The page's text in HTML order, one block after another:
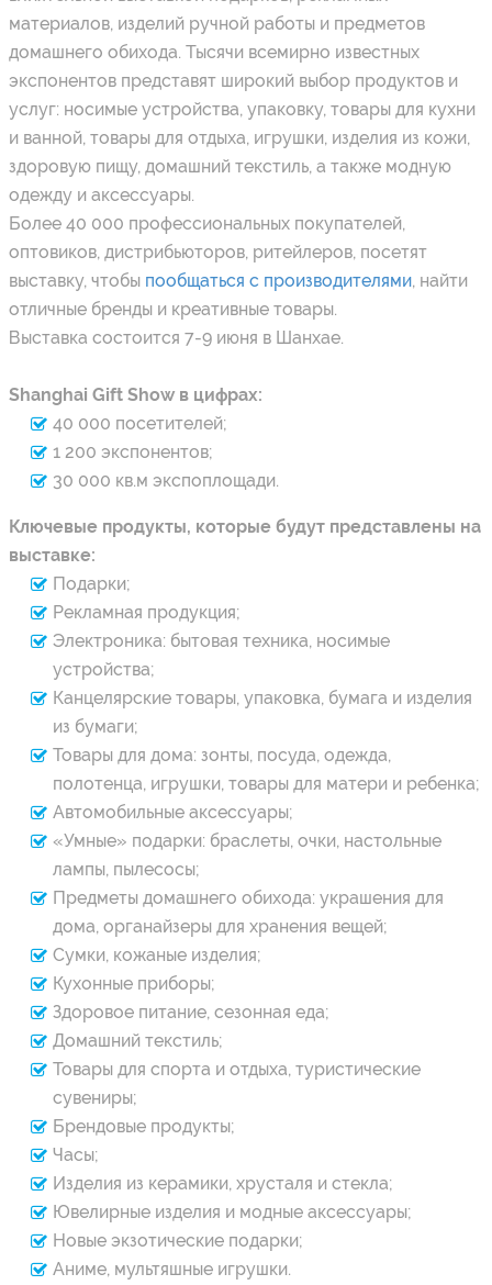
материалов, изделий ручной работы и предметов
домашнего обихода. Тысячи всемирно известных
экспонентов представят широкий выбор продуктов и
услуг: носимые устройства, упаковку, товары для кухни
и ванной, товары для отдыха, игрушки, изделия из кожи,
здоровую пищу, домашний текстиль, а также модную
одежду и аксессуары.
Более 40 000 профессиональных покупателей,
оптовиков, дистрибьюторов, ритейлеров, посетят
выставку, чтобы пообщаться с производителями, найти
отличные бренды и креативные товары.
Выставка состоится 7-9 июня в Шанхае.
Shanghai Gift Show в цифрах:
40 000 посетителей;
1 200 экспонентов;
30 000 кв.м экспоплощади.
Ключевые продукты, которые будут представлены на
выставке:
Подарки;
Рекламная продукция;
Электроника: бытовая техника, носимые
устройства;
Канцелярские товары, упаковка, бумага и изделия
из бумаги;
Товары для дома: зонты, посуда, одежда,
полотенца, игрушки, товары для матери и ребенка;
Автомобильные аксессуары;
«Умные» подарки: браслеты, очки, настольные
лампы, пылесосы;
Предметы домашнего обихода: украшения для
дома, органайзеры для хранения вещей;
Сумки, кожаные изделия;
Кухонные приборы;
Здоровое питание, сезонная еда;
Домашний текстиль;
Товары для спорта и отдыха, туристические
сувениры;
Брендовые продукты;
Часы;
Изделия из керамики, хрусталя и стекла;
Ювелирные изделия и модные аксессуары;
Новые экзотические подарки;
Аниме, мультяшные игрушки.